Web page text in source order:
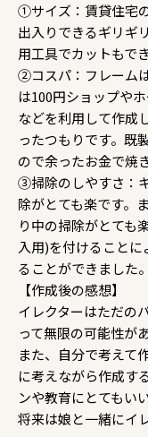
①サイズ：賃貸住宅
出入りできるギリギ
用工具でカットもで
②コスパ：フレーム
は100円ショップや
などを利用して作成
ったつもりです。既
ので余ったお金で焼
③掃除のしやすさ：
除がとても楽です。
り中の掃除がとても
入用)を付けること
ることができました。
【作成後の感想】
イレクターはただの
って無限の可能性が
また、自分で考えて
に考えながら作成す
ンや教育にとてもい
将来は娘と一緒にイ